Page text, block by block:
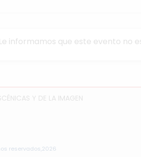
Le informamos que este evento no
Y DE LA IMAGEN
reservados,2026